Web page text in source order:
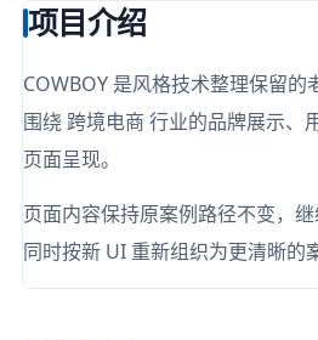
项目介绍
COWBOY 是风格技术整理保留
围绕 跨境电商 行业的品牌展示、
页面呈现。
页面内容保持原案例路径不变，继
同时按新 UI 重新组织为更清晰的